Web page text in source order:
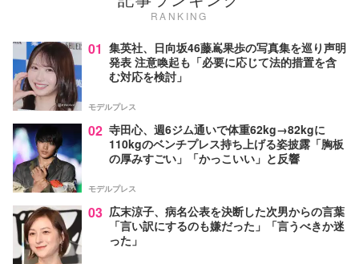
RANKING
01 集英社、日向坂46藤嶌果歩の写真集を巡り声明
発表 注意喚起も「必要に応じて法的措置を含
む対応を検討」
モデルプレス
02 寺田心、週6ジム通いで体重62kg→82kgに
110kgのベンチプレス持ち上げる姿披露「胸板
の厚みすごい」「かっこいい」と反響
モデルプレス
03 広末涼子、病名公表を決断した次男からの言葉
「言い訳にするのも嫌だった」「言うべきか迷
った」